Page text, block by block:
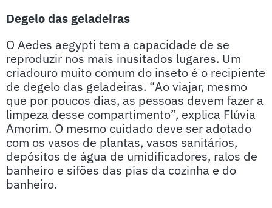
Degelo das geladeiras
O Aedes aegypti tem a capacidade de se
reproduzir nos mais inusitados lugares. Um
criadouro muito comum do inseto é o recipiente
de degelo das geladeiras. “Ao viajar, mesmo
que por poucos dias, as pessoas devem fazer a
limpeza desse compartimento”, explica Flúvia
Amorim. O mesmo cuidado deve ser adotado
com os vasos de plantas, vasos sanitários,
depósitos de água de umidificadores, ralos de
banheiro e sifões das pias da cozinha e do
banheiro.